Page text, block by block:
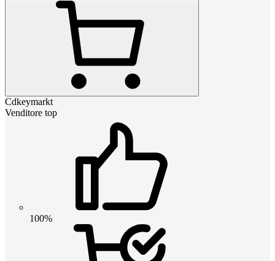
Cdkeymarkt
Venditore top
100%